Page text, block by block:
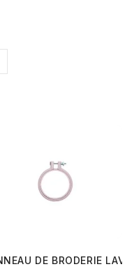
EN BOIS Ø 10 CM À 25
DE BRODERIE